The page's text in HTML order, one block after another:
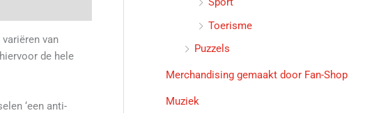
van
de hele
‘een anti-
Toerisme
Puzzels
Merchandising gemaakt door Fan-Shop
Muziek